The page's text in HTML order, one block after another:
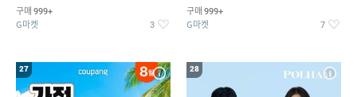
구매 999+
G마켓 3
구매 999+
G마켓 7
27 28